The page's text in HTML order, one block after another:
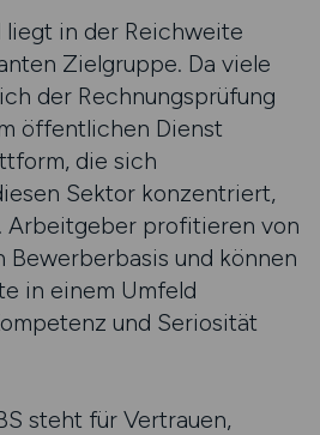
in der Reichweite
Zielgruppe. Da viele
der Rechnungsprüfung
öffentlichen Dienst
die sich
Sektor konzentriert,
Arbeitgeber profitieren von
und können
in einem Umfeld
und Seriosität
steht für Vertrauen,